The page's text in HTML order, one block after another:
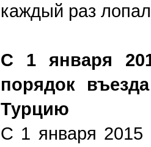
каждый раз
С 1 января
порядок
Турцию
С 1 января 2015